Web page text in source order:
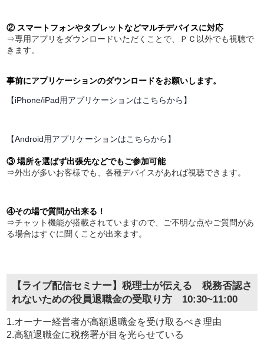
② スマートフォンやタブレットなどマルチデバイスに対応
⇒専用アプリをダウンロードいただくことで、ＰＣ以外でも視聴で
きます。
事前にアプリケーションのダウンロードをお願いします。
【iPhone/iPad用アプリケーションはこちらから】
【Android用アプリケーションはこちらから】
③ 場所を選ばず出張先などでもご参加可能
⇒外出が多いお客様でも、各種デバイスがあれば視聴できます。
④その場で質問が出来る！
⇒チャット機能が搭載されていますので、ご不明な点やご質問があ
る場合はすぐに聞くことが出来ます。
【ライブ配信セミナー】税理士が伝える 税務否認さ
れないための役員退職金の受取り方 10:30~11:00
1.オーナー経営者が高額退職金を受け取るべき理由
2.高額退職金に税務署が目を光らせている